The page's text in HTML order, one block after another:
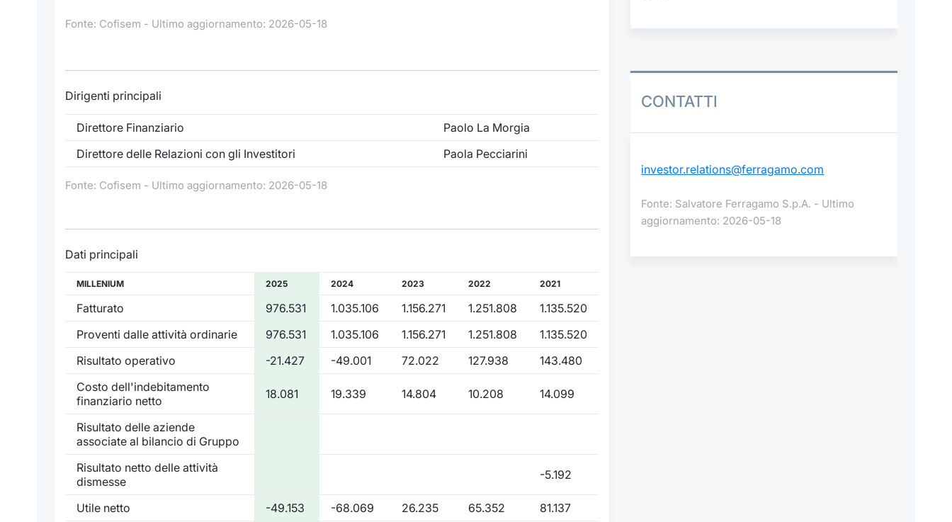
Fonte: Cofisem - Ultimo aggiornamento: 2026-05-18
Dirigenti principali
Direttore Finanziario
Paolo La Morgia
Direttore delle Relazioni con gli Investitori
Paola Pecciarini
Fonte: Cofisem - Ultimo aggiornamento: 2026-05-18
Dati principali
MILLENIUM 2025 2024 2023 2022 2021
Fatturato 976.531 1.035.106 1.156.271 1.251.808
1.135.520
Proventi dalle attività ordinarie
976.531 1.035.106 1.156.271 1.251.808
1.135.520
Risultato operativo
-21.427 -49.001 72.022 127.938
143.480
Costo dell'indebitamento
finanziario netto
18.081 19.339 14.804 10.208 14.099
Risultato delle aziende
associate al bilancio di Gruppo
Risultato netto delle attività
dismesse
-5.192
Utile netto -49.153 -68.069 26.235 65.352
81.137
CONTATTI
investor.relations@ferragamo.com
Fonte: Salvatore Ferragamo S.p.A. - Ultimo
aggiornamento: 2026-05-18